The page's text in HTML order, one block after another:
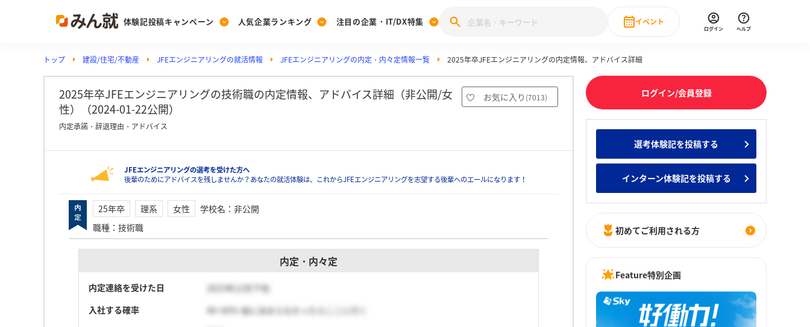
体験記投稿キャンペーン
Post
投稿する
[27卒] 本選考体験記投稿キャンペーン
人気企業ランキング
Ranking
ランキングを見る
みんなのDX企業就職ブランド調査
みんなの新卒就職人気企業ランキング みんなのインターン人気企業ランキ
注目の企業・IT/DX特集
PickUp
注目の企業特集
28卒 IT・DX現場社員インタビュー
動画で知ろう！業界・企業研究
イベント
直近のイベント一覧
ログイン ヘルプ
トップ 建設/住宅/不動産 JFEエンジニアリングの就活情報 JFEエンジニアリングの内定・内々定情報一覧 2025年卒JFEエンジニアリングの内定情報、アドバイス詳細
2025年卒JFEエンジニアリングの技術職の内定情報、アドバイス詳細（非公開/女
性）（2024-01-22公開）
お気に入り (7013)
内定承諾・辞退理由・アドバイス
JFEエンジニアリングの選考を受けた方へ
後輩のためにアドバイスを残しませんか？あなたの就活体験は、これからJFEエンジニアリングを志望する後輩へのエールになります！
25年卒 理系 女性 学校名 ： 非公開
職種 ： 技術職
内定・内々定
内定連絡を受けた日
2023年12月下旬
入社する確率
40~60% 他に決まらなかったらここに行く
ログイン/会員登録
選考体験記を投稿する
インターン体験記を投稿する
初めてご利用される方
Feature特別企画